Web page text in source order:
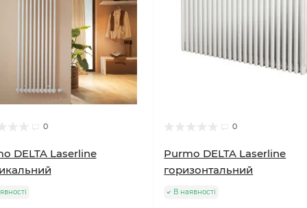
0
DELTA Laserline
0
Purmo DELTA Laserline
горизонтальний
В наявності